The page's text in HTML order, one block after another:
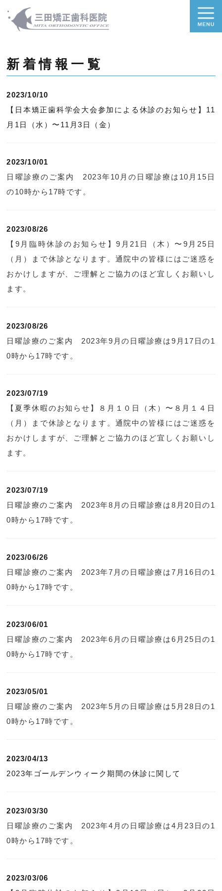
新着情報一覧
2023/10/10
【日本矯正歯科学会大会参加による休診のお知らせ】11
月1日（水）〜11月3日（金）
2023/10/01
日曜診療のご案内 2023年10月の日曜診療は10月15日
の10時から17時です。
2023/08/26
【9月臨時休診のお知らせ】9月21日（木）〜9月25日
（月）まで休診となります。通院中の皆様にはご迷惑を
おかけしますが、ご理解とご協力のほど宜しくお願いし
ます。
2023/08/26
日曜診療のご案内 2023年9月の日曜診療は9月17日の1
0時から17時です。
2023/07/19
【夏季休暇のお知らせ】８月１０日（木）〜８月１４日
（月）まで休診となります。通院中の皆様にはご迷惑を
おかけしますが、ご理解とご協力のほど宜しくお願いし
ます。
2023/07/19
日曜診療のご案内 2023年8月の日曜診療は8月20日の1
0時から17時です。
2023/06/26
日曜診療のご案内 2023年7月の日曜診療は7月16日の1
0時から17時です。
2023/06/01
日曜診療のご案内 2023年6月の日曜診療は6月25日の1
0時から17時です。
2023/05/01
日曜診療のご案内 2023年5月の日曜診療は5月28日の1
0時から17時です。
2023/04/13
2023年ゴールデンウィーク期間の休診に関して
2023/03/30
日曜診療のご案内 2023年4月の日曜診療は4月23日の1
0時から17時です。
2023/03/06